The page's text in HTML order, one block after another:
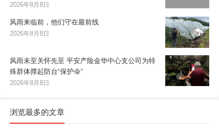
2026年8月8日
风雨来临前，他们守在最前线
2026年8月8日
风雨未至关怀先至 平安产险金华中心支公司为特
殊群体撑起防台“保护伞”
2026年8月8日
浏览最多的文章